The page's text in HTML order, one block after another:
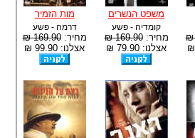
משפט הנשרים
קומדיה - פשע
מחיר:169.90 ₪
אצלנו: 79.90 ₪
מות הזמיר
דרמה - פשע
מחיר:169.90 ₪
אצלנו: 99.90 ₪